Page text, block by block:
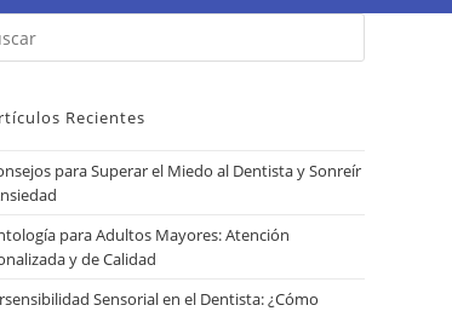
Recientes
para Superar el Miedo al Dentista y Sonreír
para Adultos Mayores: Atención
y de Calidad
Sensorial en el Dentista: ¿Cómo